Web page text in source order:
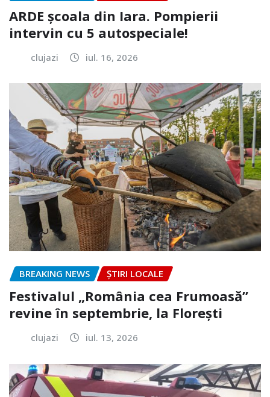
ARDE școala din Iara. Pompierii
intervin cu 5 autospeciale!
clujazi iul. 16, 2026
BREAKING NEWS ȘTIRI LOCALE
Festivalul „România cea Frumoasă”
revine în septembrie, la Florești
clujazi iul. 13, 2026